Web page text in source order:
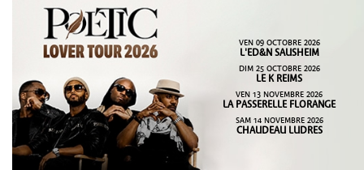
VEN 09 OCTOBRE 2026
L'ED&N SAUSHEIM
DIM 25 OCTOBRE 2026
LE K REIMS
VEN 13 NOVEMBRE 2026
LA PASSERELLE FLORANGE
SAM 14 NOVEMBRE 2026
CHAUDEAU LUDRES